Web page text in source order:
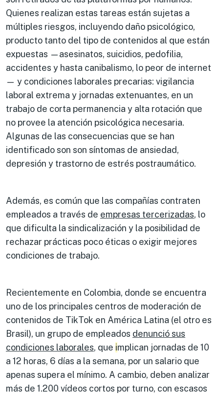
Quienes realizan estas tareas están sujetas a
múltiples riesgos, incluyendo daño psicológico,
producto tanto del tipo de contenidos al que están
expuestas —asesinatos, suicidios, pedofilia,
accidentes y hasta canibalismo, lo peor de internet
— y condiciones laborales precarias: vigilancia
laboral extrema y jornadas extenuantes, en un
trabajo de corta permanencia y alta rotación que
no provee la atención psicológica necesaria.
Algunas de las consecuencias que se han
identificado son son síntomas de ansiedad,
depresión y trastorno de estrés postraumático.
Además, es común que las compañías contraten
empleados a través de empresas tercerizadas, lo
que dificulta la sindicalización y la posibilidad de
rechazar prácticas poco éticas o exigir mejores
condiciones de trabajo.
Recientemente en Colombia, donde se encuentra
uno de los principales centros de moderación de
contenidos de TikTok en América Latina (el otro es
Brasil), un grupo de empleados denunció sus
condiciones laborales, que implican jornadas de 10
a 12 horas, 6 días a la semana, por un salario que
apenas supera el mínimo. A cambio, deben analizar
más de 1.200 vídeos cortos por turno, con escasos